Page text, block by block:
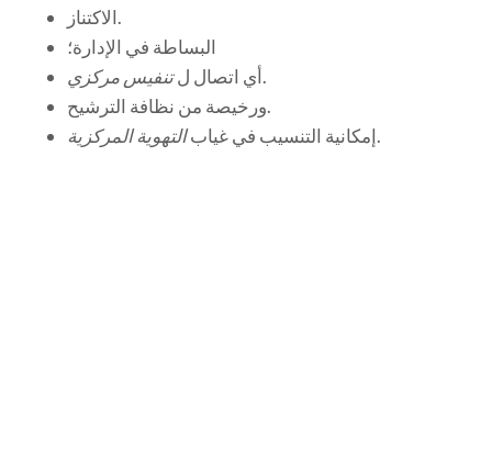
الاكتناز.
البساطة في الإدارة؛
أي اتصال لتنفيس مركزي
.
ورخيصة من نظافة الترشيح.
إمكانية التنسيب في غيابالتهوية المركزية .